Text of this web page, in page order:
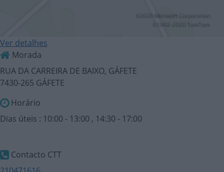
Ver detalhes
Morada
RUA DA CARREIRA DE BAIXO, GÁFETE
7430-265 GÁFETE
Horário
Dias úteis : 10:00 - 13:00 , 14:30 - 17:00
Contacto CTT